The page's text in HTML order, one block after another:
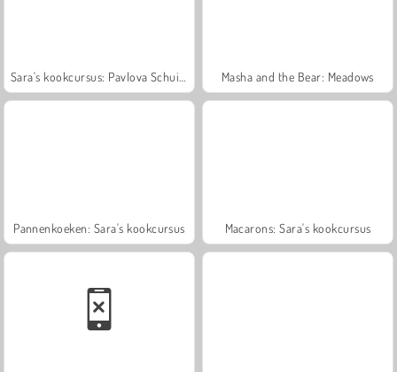
Masha and the Bear: Meadows
Pannenkoeken: Sara's kookcursus Macarons: Sara's kookcursus